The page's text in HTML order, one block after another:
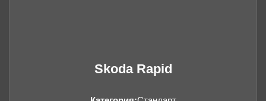
Skoda Rapid